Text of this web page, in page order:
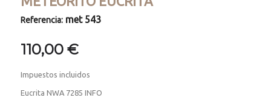
Referencia: met 543
110,00 €
Impuestos incluidos
Eucrita NWA 7285 INFO